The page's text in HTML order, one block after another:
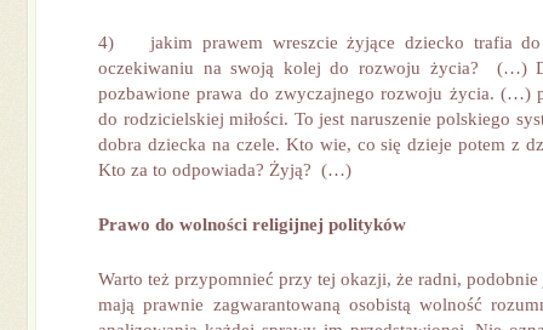
4) jakim prawem wreszcie żyjące dziecko trafia do
oczekiwaniu na swoją kolej do rozwoju życia? (…)
pozbawione prawa do zwyczajnego rozwoju życia. (…)
do rodzicielskiej miłości. To jest naruszenie polskiego
dobra dziecka na czele. Kto wie, co się dzieje potem z
Kto za to odpowiada? Żyją? (…)
Prawo do wolności religijnej polityków
Warto też przypomnieć przy tej okazji, że radni,
mają prawnie zagwarantowaną osobistą wolność